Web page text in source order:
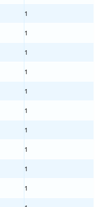
1
1
1
1
1
1
1
1
1
1